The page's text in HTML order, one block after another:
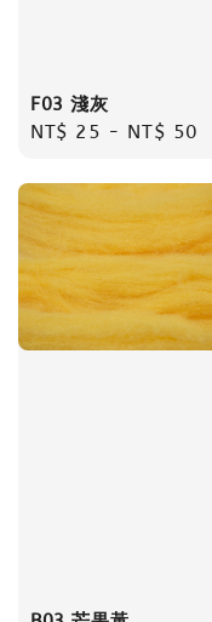
F03 淺灰
Regular
NT$ 25 - NT$ 50